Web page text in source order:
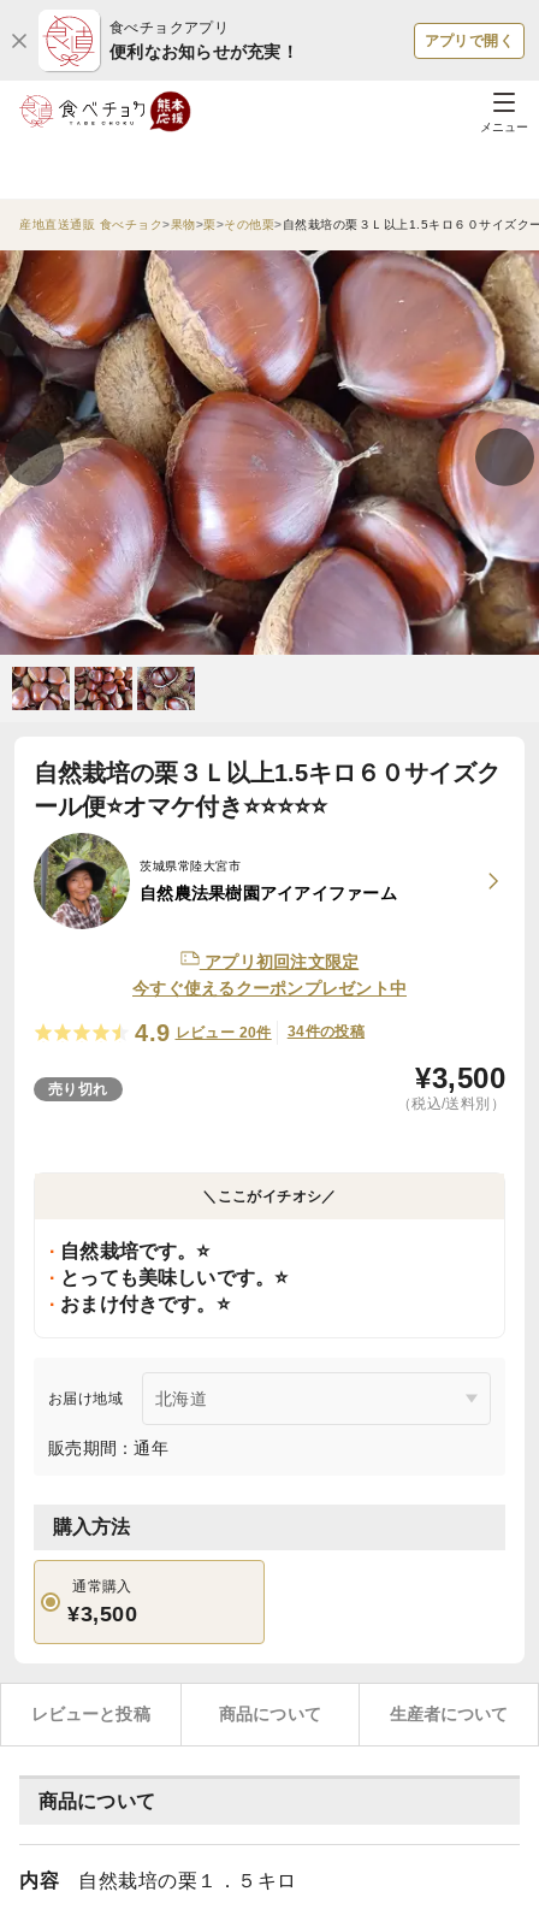
食べチョクアプリ
便利なお知らせが充実！
アプリで開く
メニュー
産地直送通販 食べチョク 果物 栗 その他栗 自然栽培の栗３Ｌ以上1.5キロ６０サイズクー
自然栽培の栗３Ｌ以上1.5キロ６０サイズク
ール便⭐オマケ付き⭐️⭐️⭐️⭐️⭐️
茨城県常陸大宮市
自然農法果樹園アイアイファーム
アプリ初回注文限定
今すぐ使えるクーポンプレゼント中
4.9 レビュー 20件 34件の投稿
売り切れ ¥3,500
（税込/送料別）
＼ここがイチオシ／
自然栽培です。⭐
とっても美味しいです。⭐
おまけ付きです。⭐
お届け地域
販売期間：通年
購入方法
通常購入
¥3,500
レビューと投稿 商品について 生産者について
商品について
内容 自然栽培の栗１．５キロ